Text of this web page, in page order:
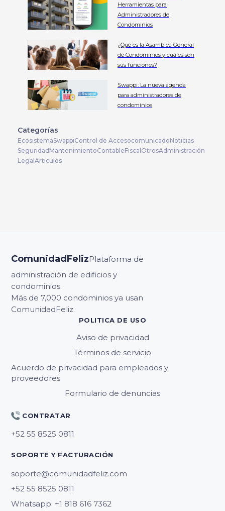
Herramientas para
Administradores de
Condominios
¿Qué es la Asamblea General
de Condominios y cuáles son
sus funciones?
Swappi: La nueva agenda
para administradores de
condominios
Categorías
EcosistemaSwappiControl de AccesocomunicadoNoticias
SeguridadMantenimientoContableFiscalOtrosAdministración
LegalArticulos
ComunidadFelizPlataforma de
administración de edificios y
condominios.
Más de 7,000 condominios ya usan
ComunidadFeliz.
POLITICA DE USO
Aviso de privacidad
Términos de servicio
Acuerdo de privacidad para empleados y
proveedores
Formulario de denuncias
CONTRATAR
SOPORTE Y FACTURACIÓN
soporte@comunidadfeliz.com
Whatsapp: +1 818 616 7362